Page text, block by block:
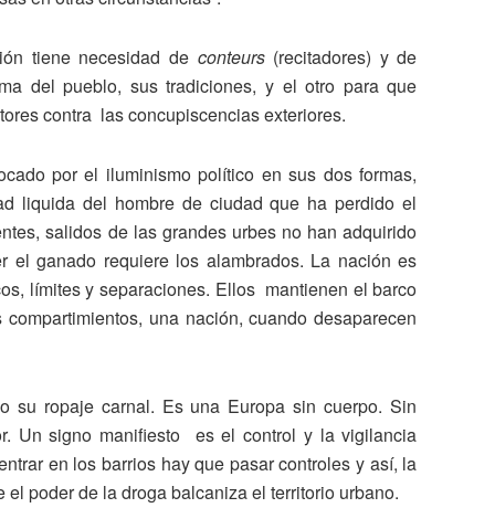
tiene necesidad de conteurs (recitadores) y de
del pueblo, sus tradiciones, y el otro para que
contra las concupiscencias exteriores.
por el iluminismo político en sus dos formas,
liquida del hombre de ciudad que ha perdido el
salidos de las grandes urbes no han adquirido
el ganado requiere los alambrados. La nación es
límites y separaciones. Ellos mantienen el barco
una nación, cuando desaparecen
su ropaje carnal. Es una Europa sin cuerpo. Sin
Un signo manifiesto es el control y la vigilancia
en los barrios hay que pasar controles y así, la
poder de la droga balcaniza el territorio urbano.